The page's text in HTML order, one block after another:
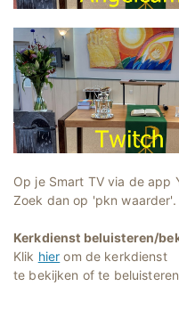
Op je Smart TV via de app
Zoek dan op 'pkn waarder'.
Kerkdienst beluisteren/
Klik hier om de kerkdienst
te bekijken of te